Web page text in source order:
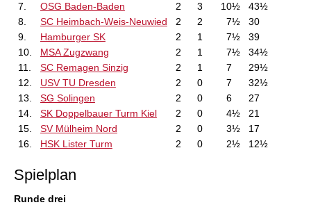
7.
OSG Baden-Baden 2 3 10½
43½
8.
SC Heimbach-Weis-Neuwied 2 2 7½
30
9.
Hamburger SK 2 1 7½
39
10.
MSA Zugzwang 2 1 7½
34½
11.
SC Remagen Sinzig 2 1 7
29½
12.
USV TU Dresden 2 0 7
32½
13.
SG Solingen 2 0 6
27
14.
SK Doppelbauer Turm Kiel 2 0 4½
21
15.
SV Mülheim Nord 2 0 3½
17
16.
HSK Lister Turm 2 0 2½ 12½
Spielplan
Runde drei